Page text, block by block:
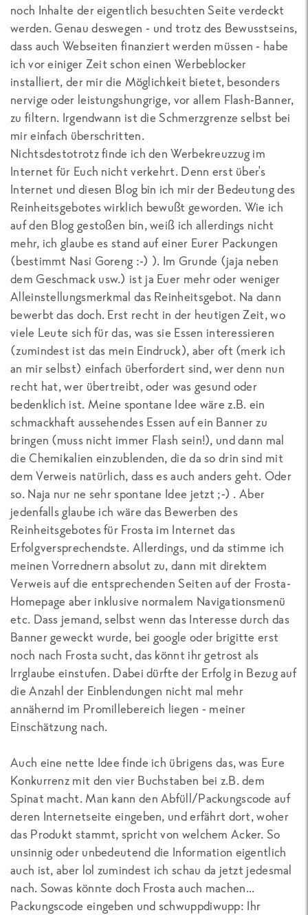
noch Inhalte der eigentlich besuchten Seite verdeckt
werden. Genau deswegen - und trotz des Bewusstseins,
dass auch Webseiten finanziert werden müssen - habe
ich vor einiger Zeit schon einen Werbeblocker
installiert, der mir die Möglichkeit bietet, besonders
nervige oder leistungshungrige, vor allem Flash-Banner,
zu filtern. Irgendwann ist die Schmerzgrenze selbst bei
mir einfach überschritten.
Nichtsdestotrotz finde ich den Werbekreuzzug im
Internet für Euch nicht verkehrt. Denn erst über's
Internet und diesen Blog bin ich mir der Bedeutung des
Reinheitsgebotes wirklich bewußt geworden. Wie ich
auf den Blog gestoßen bin, weiß ich allerdings nicht
mehr, ich glaube es stand auf einer Eurer Packungen
(bestimmt Nasi Goreng :-) ). Im Grunde (jaja neben
dem Geschmack usw.) ist ja Euer mehr oder weniger
Alleinstellungsmerkmal das Reinheitsgebot. Na dann
bewerbt das doch. Erst recht in der heutigen Zeit, wo
viele Leute sich für das, was sie Essen interessieren
(zumindest ist das mein Eindruck), aber oft (merk ich
an mir selbst) einfach überfordert sind, wer denn nun
recht hat, wer übertreibt, oder was gesund oder
bedenklich ist. Meine spontane Idee wäre z.B. ein
schmackhaft aussehendes Essen auf ein Banner zu
bringen (muss nicht immer Flash sein!), und dann mal
die Chemikalien einzublenden, die da so drin sind mit
dem Verweis natürlich, dass es auch anders geht. Oder
so. Naja nur ne sehr spontane Idee jetzt ;-) . Aber
jedenfalls glaube ich wäre das Bewerben des
Reinheitsgebotes für Frosta im Internet das
Erfolgversprechendste. Allerdings, und da stimme ich
meinen Vorrednern absolut zu, dann mit direktem
Verweis auf die entsprechenden Seiten auf der Frosta-
Homepage aber inklusive normalem Navigationsmenü
etc. Dass jemand, selbst wenn das Interesse durch das
Banner geweckt wurde, bei google oder brigitte erst
noch nach Frosta sucht, das könnt ihr getrost als
Irrglaube einstufen. Dabei dürfte der Erfolg in Bezug auf
die Anzahl der Einblendungen nicht mal mehr
annähernd im Promillebereich liegen - meiner
Einschätzung nach.
Auch eine nette Idee finde ich übrigens das, was Eure
Konkurrenz mit den vier Buchstaben bei z.B. dem
Spinat macht. Man kann den Abfüll/Packungscode auf
deren Internetseite eingeben, und erfährt dort, woher
das Produkt stammt, spricht von welchem Acker. So
unsinnig oder unbedeutend die Information eigentlich
auch ist, aber lol zumindest ich schau da jetzt jedesmal
nach. Sowas könnte doch Frosta auch machen...
Packungscode eingeben und schwuppdiwupp: Ihr